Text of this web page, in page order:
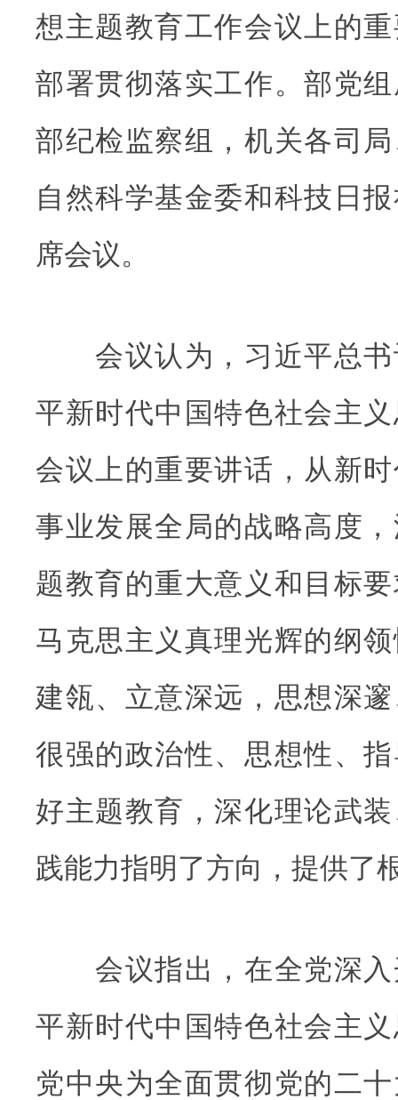
想主题教育工作会议上的
部署贯彻落实工作。部党
部纪检监察组，机关各司
自然科学基金委和科技日
席会议。
会议认为，习近平总书
平新时代中国特色社会主
会议上的重要讲话，从新
事业发展全局的战略高度
题教育的重大意义和目标
马克思主义真理光辉的纲
建瓴、立意深远，思想深
很强的政治性、思想性、
好主题教育，深化理论武
践能力指明了方向，提供了
会议指出，在全党深入
平新时代中国特色社会主
党中央为全面贯彻党的二